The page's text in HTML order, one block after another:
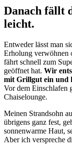
Danach fällt
leicht.
Entweder lässt man
Erholung verwöhnen
fährt schnell zum
geöffnet hat. Wir
mit Grillgut ein und
Vor dem Einschlafen
Chaiselounge.
Meinen Strandsohn
übrigens ganz fest,
sonnenwarme Haut,
Aber ich verspreche